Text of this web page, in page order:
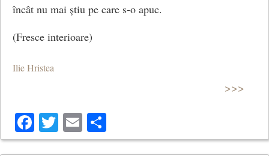
încât nu mai știu pe care s-o apuc.
(Fresce interioare)
Ilie Hristea
>>>
Facebook
Twitter
Email